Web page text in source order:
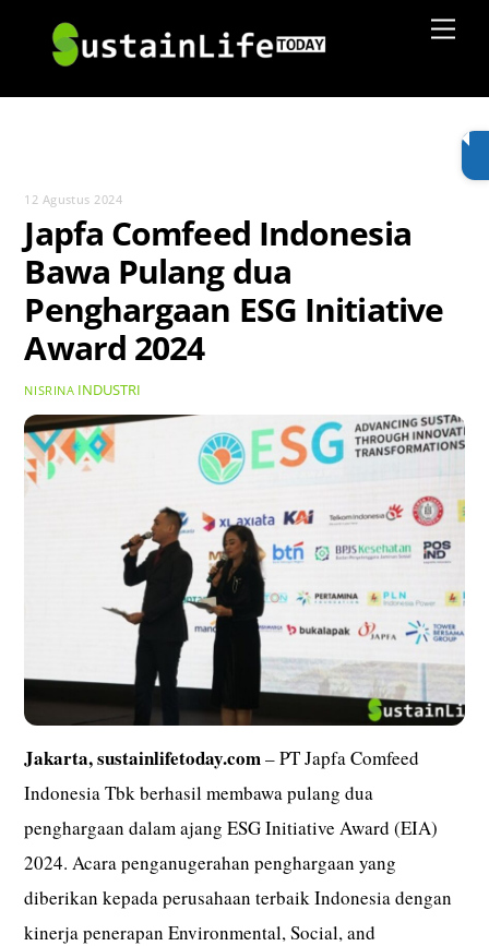
content
12 Agustus 2024
Japfa Comfeed Indonesia
Bawa Pulang dua
Penghargaan ESG Initiative
Award 2024
NISRINA INDUSTRI
Jakarta, sustainlifetoday.com– PT Japfa Comfeed
Indonesia Tbk berhasil membawa pulang dua
penghargaan dalam ajang ESG Initiative Award (EIA)
2024. Acara penganugerahan penghargaan yang
diberikan kepada perusahaan terbaik Indonesia dengan
kinerja penerapan Environmental, Social, and